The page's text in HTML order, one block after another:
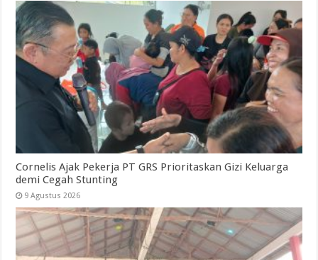
Cornelis Ajak Pekerja PT GRS Prioritaskan Gizi Keluarga
demi Cegah Stunting
9 Agustus 2026